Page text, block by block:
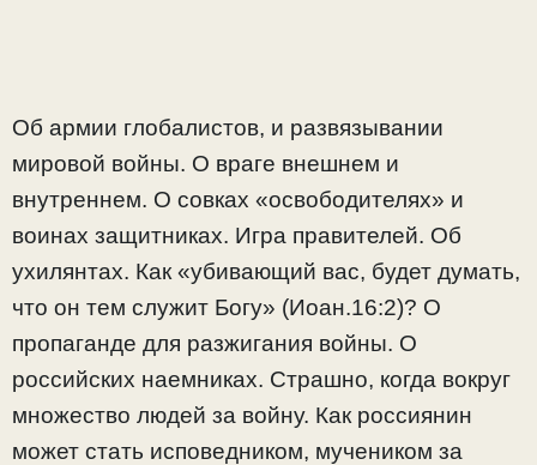
Об армии глобалистов, и развязывании
мировой войны. О враге внешнем и
внутреннем. О совках «освободителях» и
воинах защитниках. Игра правителей. Об
ухилянтах. Как «убивающий вас, будет думать,
что он тем служит Богу» (Иоан.16:2)? О
пропаганде для разжигания войны. О
российских наемниках. Страшно, когда вокруг
множество людей за войну. Как россиянин
может стать исповедником, мучеником за